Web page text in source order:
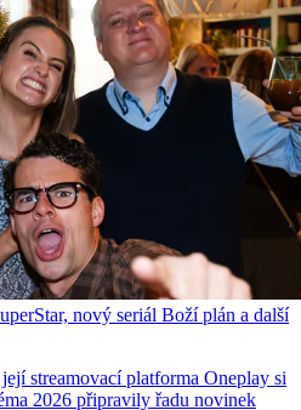
nový seriál Boží plán a další
streamovací platforma Oneplay si
2026 připravily řadu novinek